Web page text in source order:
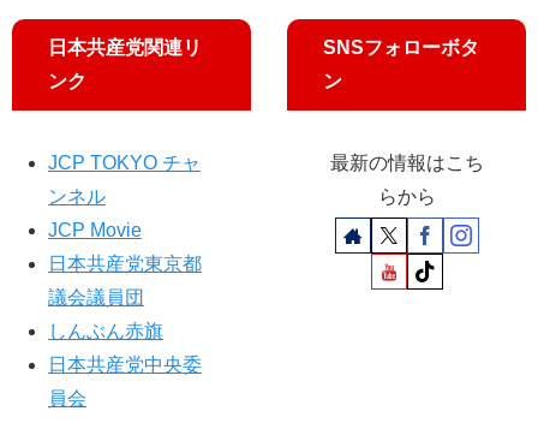
日本共産党関連リ
ンク
JCP TOKYO チャ
ンネル
JCP Movie
日本共産党東京都
議会議員団
しんぶん赤旗
日本共産党中央委
員会
SNSフォローボタ
ン
最新の情報はこち
らから